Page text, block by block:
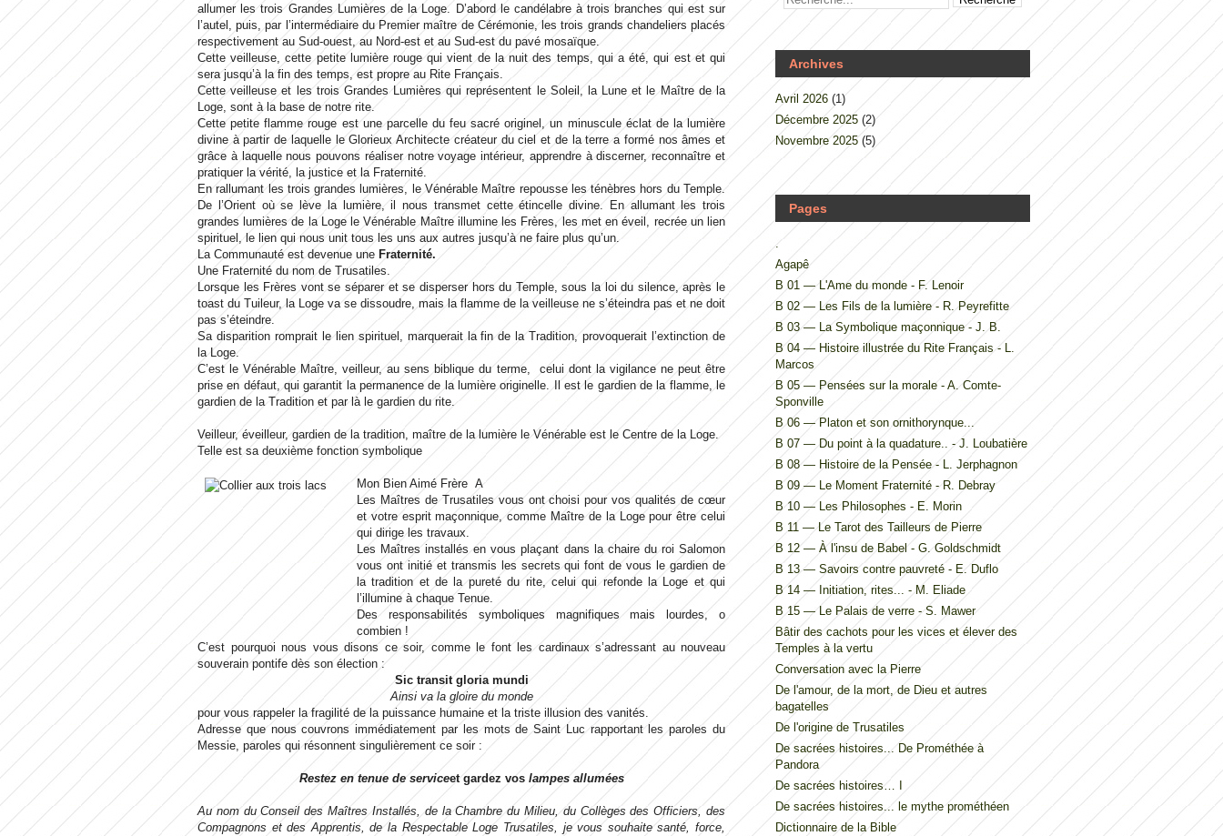
allumer les trois Grandes Lumières de la Loge. D’abord le candélabre à trois branches qui est sur
l’autel, puis, par l’intermédiaire du Premier maître de Cérémonie, les trois grands chandeliers placés
respectivement au Sud-ouest, au Nord-est et au Sud-est du pavé mosaïque.
Cette veilleuse, cette petite lumière rouge qui vient de la nuit des temps, qui a été, qui est et qui
sera jusqu’à la fin des temps, est propre au Rite Français.
Cette veilleuse et les trois Grandes Lumières qui représentent le Soleil, la Lune et le Maître de la
Loge, sont à la base de notre rite.
Cette petite flamme rouge est une parcelle du feu sacré originel, un minuscule éclat de la lumière
divine à partir de laquelle le Glorieux Architecte créateur du ciel et de la terre a formé nos âmes et
grâce à laquelle nous pouvons réaliser notre voyage intérieur, apprendre à discerner, reconnaître et
pratiquer la vérité, la justice et la Fraternité.
En rallumant les trois grandes lumières, le Vénérable Maître repousse les ténèbres hors du Temple.
De l’Orient où se lève la lumière, il nous transmet cette étincelle divine. En allumant les trois
grandes lumières de la Loge le Vénérable Maître illumine les Frères, les met en éveil, recrée un lien
spirituel, le lien qui nous unit tous les uns aux autres jusqu’à ne faire plus qu’un.
La Communauté est devenue une Fraternité.
Une Fraternité du nom de Trusatiles.
Lorsque les Frères vont se séparer et se disperser hors du Temple, sous la loi du silence, après le
toast du Tuileur, la Loge va se dissoudre, mais la flamme de la veilleuse ne s’éteindra pas et ne doit
pas s’éteindre.
Sa disparition romprait le lien spirituel, marquerait la fin de la Tradition, provoquerait l’extinction de
la Loge.
C’est le Vénérable Maître, veilleur, au sens biblique du terme, celui dont la vigilance ne peut être
prise en défaut, qui garantit la permanence de la lumière originelle. Il est le gardien de la flamme, le
gardien de la Tradition et par là le gardien du rite.
Veilleur, éveilleur, gardien de la tradition, maître de la lumière le Vénérable est le Centre de la Loge.
Telle est sa deuxième fonction symbolique
Mon Bien Aimé Frère A
Les Maîtres de Trusatiles vous ont choisi pour vos qualités de cœur
et votre esprit maçonnique, comme Maître de la Loge pour être celui
qui dirige les travaux.
Les Maîtres installés en vous plaçant dans la chaire du roi Salomon
vous ont initié et transmis les secrets qui font de vous le gardien de
la tradition et de la pureté du rite, celui qui refonde la Loge et qui
l’illumine à chaque Tenue.
Des responsabilités symboliques magnifiques mais lourdes, o
combien !
C’est pourquoi nous vous disons ce soir, comme le font les cardinaux s’adressant au nouveau
souverain pontife dès son élection :
Sic transit gloria mundi
Ainsi va la gloire du monde
pour vous rappeler la fragilité de la puissance humaine et la triste illusion des vanités.
Adresse que nous couvrons immédiatement par les mots de Saint Luc rapportant les paroles du
Messie, paroles qui résonnent singulièrement ce soir :
Restez en tenue de serviceet gardez vos lampes allumées
Au nom du Conseil des Maîtres Installés, de la Chambre du Milieu, du Collèges des Officiers, des
Compagnons et des Apprentis, de la Respectable Loge Trusatiles, je vous souhaite santé, force,
Archives
Avril 2026 (1)
Décembre 2025 (2)
Novembre 2025 (5)
Pages
.
Agapê
B 01 — L'Ame du monde - F. Lenoir
B 02 — Les Fils de la lumière - R. Peyrefitte
B 03 — La Symbolique maçonnique - J. B.
B 04 — Histoire illustrée du Rite Français - L.
Marcos
B 05 — Pensées sur la morale - A. Comte-
Sponville
B 06 — Platon et son ornithorynque...
B 07 — Du point à la quadature.. - J. Loubatière
B 08 — Histoire de la Pensée - L. Jerphagnon
B 09 — Le Moment Fraternité - R. Debray
B 10 — Les Philosophes - E. Morin
B 11 — Le Tarot des Tailleurs de Pierre
B 12 — À l'insu de Babel - G. Goldschmidt
B 13 — Savoirs contre pauvreté - E. Duflo
B 14 — Initiation, rites... - M. Eliade
B 15 — Le Palais de verre - S. Mawer
Bâtir des cachots pour les vices et élever des
Temples à la vertu
Conversation avec la Pierre
De l'amour, de la mort, de Dieu et autres
bagatelles
De l'origine de Trusatiles
De sacrées histoires... De Prométhée à
Pandora
De sacrées histoires… I
De sacrées histoires... le mythe prométhéen
Dictionnaire de la Bible